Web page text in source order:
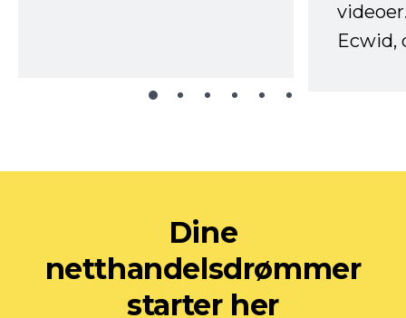
Ecwid,
Dine
netthandelsdrømmer
starter her